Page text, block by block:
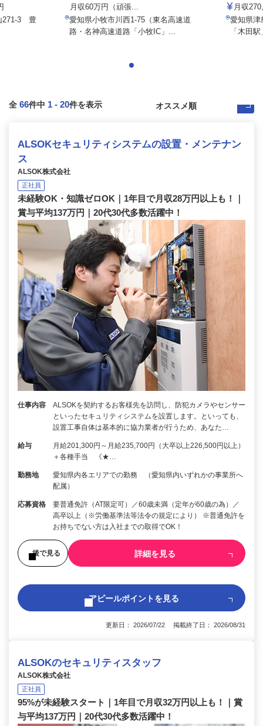
271-3 豊
月収60万円（頑張...
愛知県小牧市川西1-75（東名高速道
路・名神高速道路「小牧IC」...
月収
愛知県津
「木田
全 66件中 1 - 20件を表示
ALSOKセキュリティシステムの設置・メンテナン
ス
ALSOK株式会社
正社員
未経験OK・知識ゼロOK｜1年目で月収28万円以上も！｜
賞与平均137万円｜20代30代多数活躍中！
仕事内容
ALSOKを契約するお客様先を訪問し、防犯カメラやセンサー
といったセキュリティシステムを設置します。といっても、
設置工事自体は基本的に協力業者が行うため、あなた…
給与
月給201,300円～月給235,700円（大卒以上226,500円以上）
＋各種手当 《★…
勤務地
愛知県内各エリアでの勤務 （愛知県内いずれかの事業所へ
配属）
応募資格
要普通免許（AT限定可）／60歳未満（定年が60歳の為）／
高卒以上（※労働基準法等法令の規定により） ※普通免許を
お持ちでない方は入社までの取得でOK！
後で見る 詳細を見る
アピールポイントを見る
更新日： 2026/07/22 掲載終了日： 2026/08/31
ALSOKのセキュリティスタッフ
ALSOK株式会社
正社員
95%が未経験スタート｜1年目で月収32万円以上も！｜賞
与平均137万円｜20代30代多数活躍中！